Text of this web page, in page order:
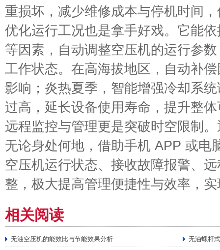
重损坏，减少维修成本与停机时间
优化运行工况也是拿手好戏。它能
等因素，自动调整空压机的运行参
工作状态。在高海拔地区，自动补
影响；炎热夏季，智能增强冷却系
过高，延长设备使用寿命，提升整
远程监控与管理更是突破时空限制
无论身处何地，借助手机 APP 或电
空压机运行状态、接收故障报警、
整，极大提高管理便捷性与效率，
相关阅读
无油空压机的能效比与节能效果分析 无油螺杆